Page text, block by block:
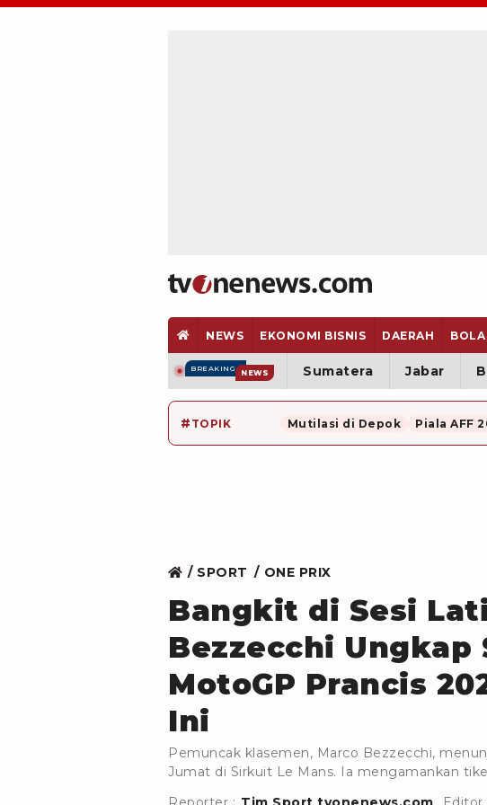
NEWS EKONOMI BISNIS DAERAH BOLA
BREAKING NEWS Sumatera Jabar
# TOPIK Mutilasi di Depok Piala AFF
SPORT ONE PRIX
Bangkit di Sesi
Bezzecchi
MotoGP Prancis
Ini
Pemuncak klasemen, Marco Bezzecchi,
Jumat di Sirkuit Le Mans. Ia mengamankan